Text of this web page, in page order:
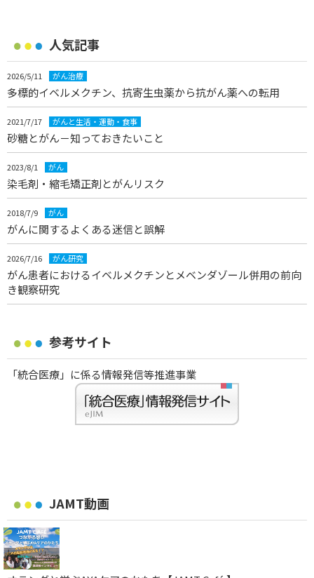
人気記事
2026/5/11 がん治療
多標的イベルメクチン、抗寄生虫薬から抗がん薬への転用
2021/7/17 がんと生活・運動・食事
砂糖とがん－知っておきたいこと
2023/8/1 がん
染毛剤・縮毛矯正剤とがんリスク
2018/7/9 がん
がんに関するよくある迷信と誤解
2026/7/16 がん研究
がん患者におけるイベルメクチンとメベンダゾール併用の前向
き観察研究
参考サイト
「統合医療」に係る情報発信等推進事業
JAMT動画